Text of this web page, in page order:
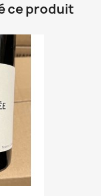
ce produit